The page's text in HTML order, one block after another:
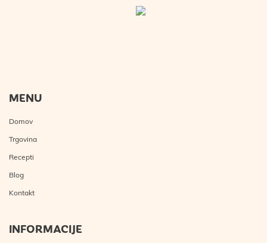
MENU
Domov
Trgovina
Recepti
Blog
Kontakt
INFORMACIJE